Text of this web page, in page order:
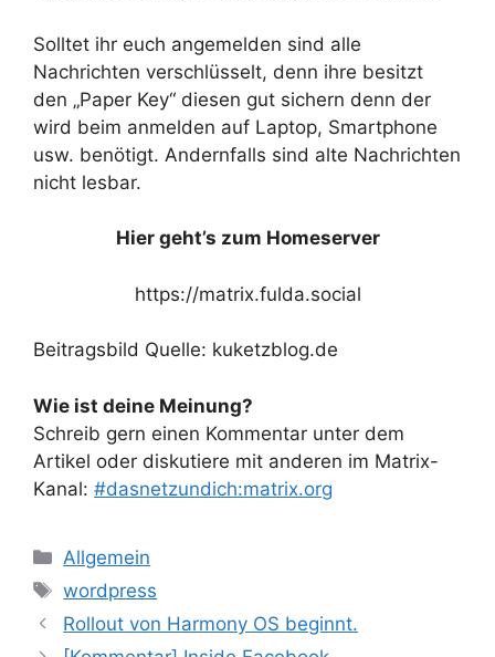
Solltet ihr euch angemelden sind alle
Nachrichten verschlüsselt, denn ihre besitzt
den „Paper Key“ diesen gut sichern denn der
wird beim anmelden auf Laptop, Smartphone
usw. benötigt. Andernfalls sind alte Nachrichten
nicht lesbar.
Hier geht’s zum Homeserver
https://matrix.fulda.social
Beitragsbild Quelle: kuketzblog.de
Wie ist deine Meinung?
Schreib gern einen Kommentar unter dem
Artikel oder diskutiere mit anderen im Matrix-
Kanal: #dasnetzundich:matrix.org
Kategorien
Allgemein
Schlagwörter
wordpress
Rollout von Harmony OS beginnt.